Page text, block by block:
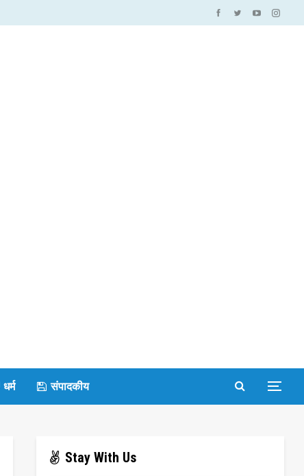
धर्म संपादकीय
Stay With Us